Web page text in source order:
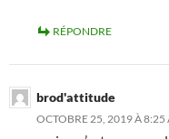
RÉPONDRE
brod'attitude
OCTOBRE 25, 2019 À 8:25